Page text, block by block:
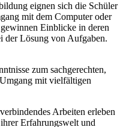
eignen sich die Schüler
mit dem Computer oder
Einblicke in deren
der Lösung von Aufgaben.
zum sachgerechten,
mit vielfältigen
Arbeiten erleben
Erfahrungswelt und